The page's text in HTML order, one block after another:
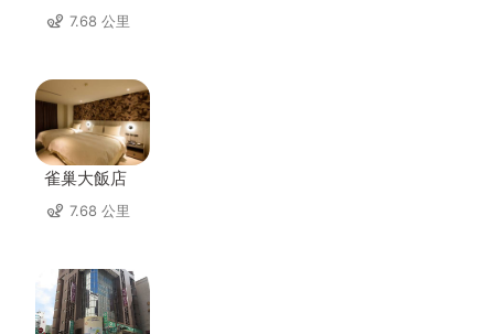
7.68 公里
雀巢大飯店
7.68 公里